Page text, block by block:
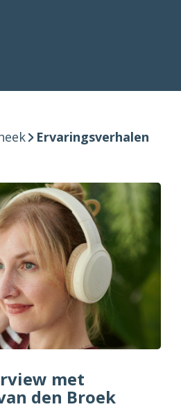
Ervaringsverhalen
met
den Broek